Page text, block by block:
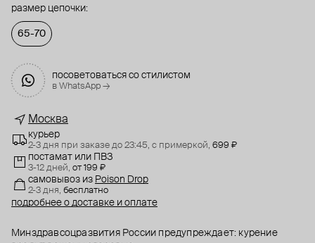
размер цепочки:
65-70
посоветоваться со стилистом
в WhatsApp →
Москва
курьер
2-3 дня при заказе до 23:45, с примеркой, 699 ₽
постамат или ПВЗ
3-12 дней, от 199 ₽
самовывоз из Poison Drop
2-3 дня, бесплатно
подробнее о доставке и оплате
Минздравсоцразвития России предупреждает: курение